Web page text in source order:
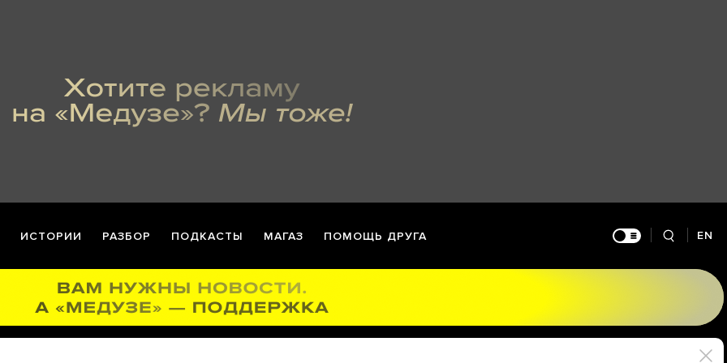
ИСТОРИИ РАЗБОР ПОДКАСТЫ МАГАЗ ПОМОЩЬ ДРУГА EN